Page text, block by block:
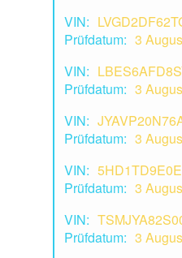
VIN:
Prüfdatum: 3
VIN:
Prüfdatum: 3
VIN:
Prüfdatum: 3
VIN:
Prüfdatum: 3
VIN:
Prüfdatum: 3